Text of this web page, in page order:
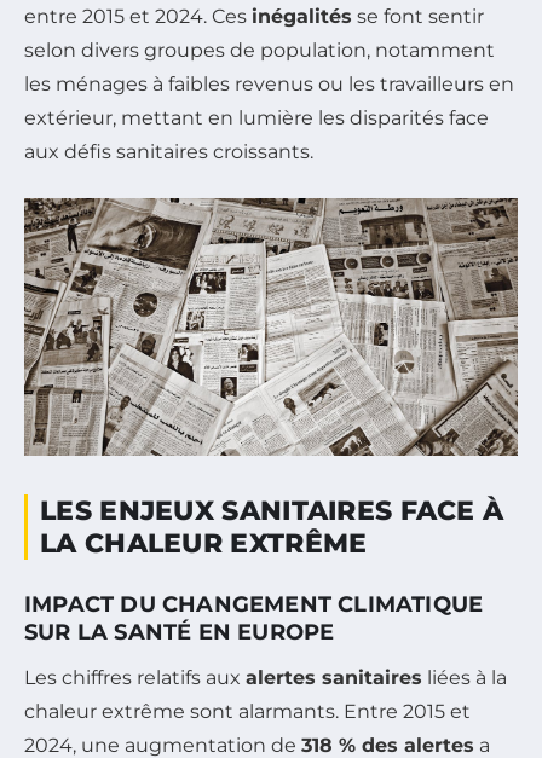
entre 2015 et 2024. Ces inégalités se font sentir
selon divers groupes de population, notamment
les ménages à faibles revenus ou les travailleurs en
extérieur, mettant en lumière les disparités face
aux défis sanitaires croissants.
LES ENJEUX SANITAIRES FACE À
LA CHALEUR EXTRÊME
IMPACT DU CHANGEMENT CLIMATIQUE
SUR LA SANTÉ EN EUROPE
Les chiffres relatifs aux alertes sanitaires liées à la
chaleur extrême sont alarmants. Entre 2015 et
2024, une augmentation de 318 % des alertes a